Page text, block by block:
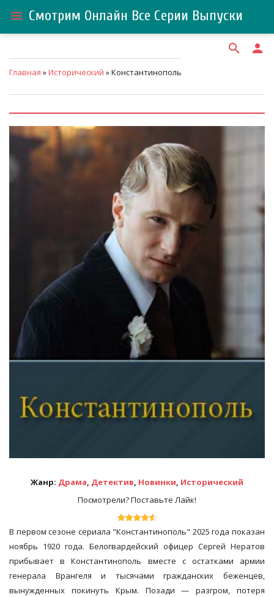
menu Смотрим Онлайн Все Серии Выпуски
search person
Главная »Исторический » Константинополь
Жанр: Драма, Детектив, Новинки, Исторический
Посмотрели? Поставьте Лайк!
В первом сезоне сериала "Константинополь" 2025 года показан
ноябрь 1920 года. Белогвардейский офицер Сергей Нератов
прибывает в Константинополь вместе с остатками армии
генерала Врангеля и тысячами гражданских беженцев,
вынужденных покинуть Крым. Позади — разгром, потеря